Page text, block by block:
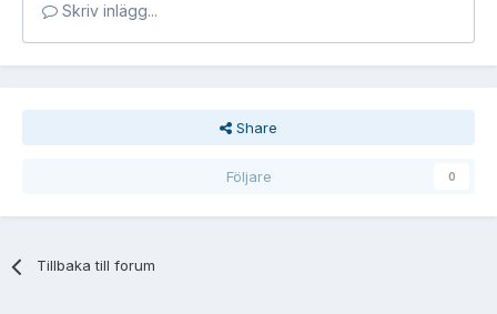
Skriv inlägg...
Share
Följare 0
Tillbaka till forum